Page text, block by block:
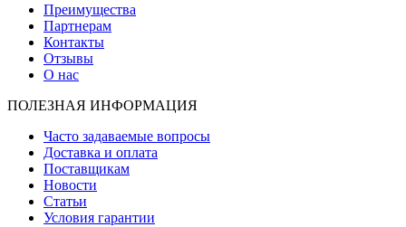
Преимущества
Партнерам
Контакты
Отзывы
О нас
ПОЛЕЗНАЯ ИНФОРМАЦИЯ
Часто задаваемые вопросы
Доставка и оплата
Поставщикам
Новости
Статьи
Условия гарантии